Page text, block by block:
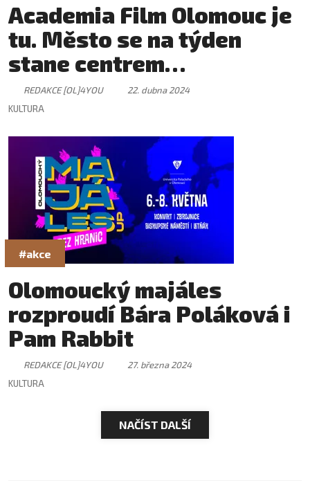
Academia Film Olomouc je
tu. Město se na týden
stane centrem
popularizace vědy
REDAKCE [OL]4YOU
22. dubna 2024
KULTURA
#akce
Olomoucký majáles
rozproudí Bára Poláková i
Pam Rabbit
REDAKCE [OL]4YOU
27. března 2024
KULTURA
NAČÍST DALŠÍ